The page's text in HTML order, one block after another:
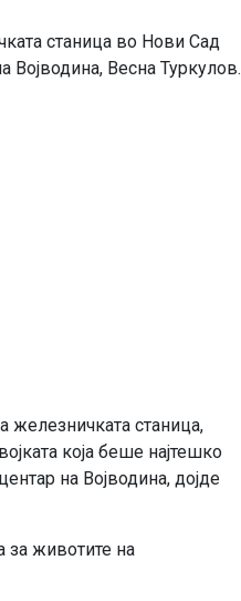
станица во Нови Сад
Војводина, Весна Туркулов.
станица,
која беше најтешко
на Војводина, дојде
за животите на